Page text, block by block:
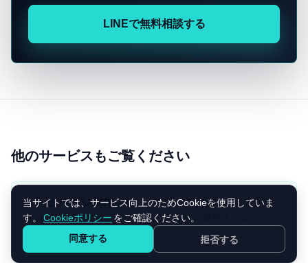
LINEで無料相談する
他のサービスもご覧ください
ホームページ制作
WordPress・Next.js での制作。公開後の運用まで設
当サイトでは、サービス向上のためCookieを使用していま
す。
Cookieポリシー をご確認ください。
同意する
拒否する